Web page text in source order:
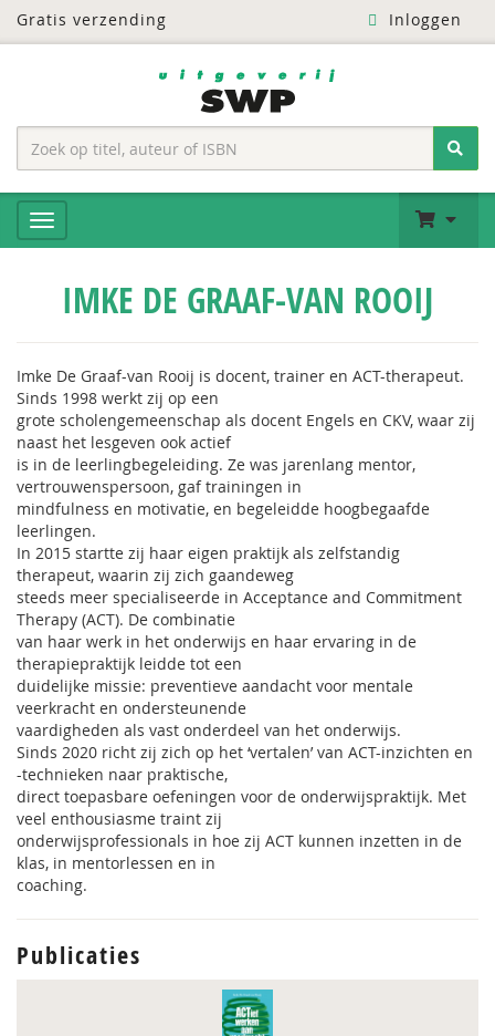
Gratis verzending Inloggen
IMKE DE GRAAF-VAN ROOIJ
Imke De Graaf-van Rooij is docent, trainer en ACT-therapeut.
Sinds 1998 werkt zij op een
grote scholengemeenschap als docent Engels en CKV, waar zij
naast het lesgeven ook actief
is in de leerlingbegeleiding. Ze was jarenlang mentor,
vertrouwenspersoon, gaf trainingen in
mindfulness en motivatie, en begeleidde hoogbegaafde
leerlingen.
In 2015 startte zij haar eigen praktijk als zelfstandig
therapeut, waarin zij zich gaandeweg
steeds meer specialiseerde in Acceptance and Commitment
Therapy (ACT). De combinatie
van haar werk in het onderwijs en haar ervaring in de
therapiepraktijk leidde tot een
duidelijke missie: preventieve aandacht voor mentale
veerkracht en ondersteunende
vaardigheden als vast onderdeel van het onderwijs.
Sinds 2020 richt zij zich op het ‘vertalen’ van ACT-inzichten en
-technieken naar praktische,
direct toepasbare oefeningen voor de onderwijspraktijk. Met
veel enthousiasme traint zij
onderwijsprofessionals in hoe zij ACT kunnen inzetten in de
klas, in mentorlessen en in
coaching.
Publicaties